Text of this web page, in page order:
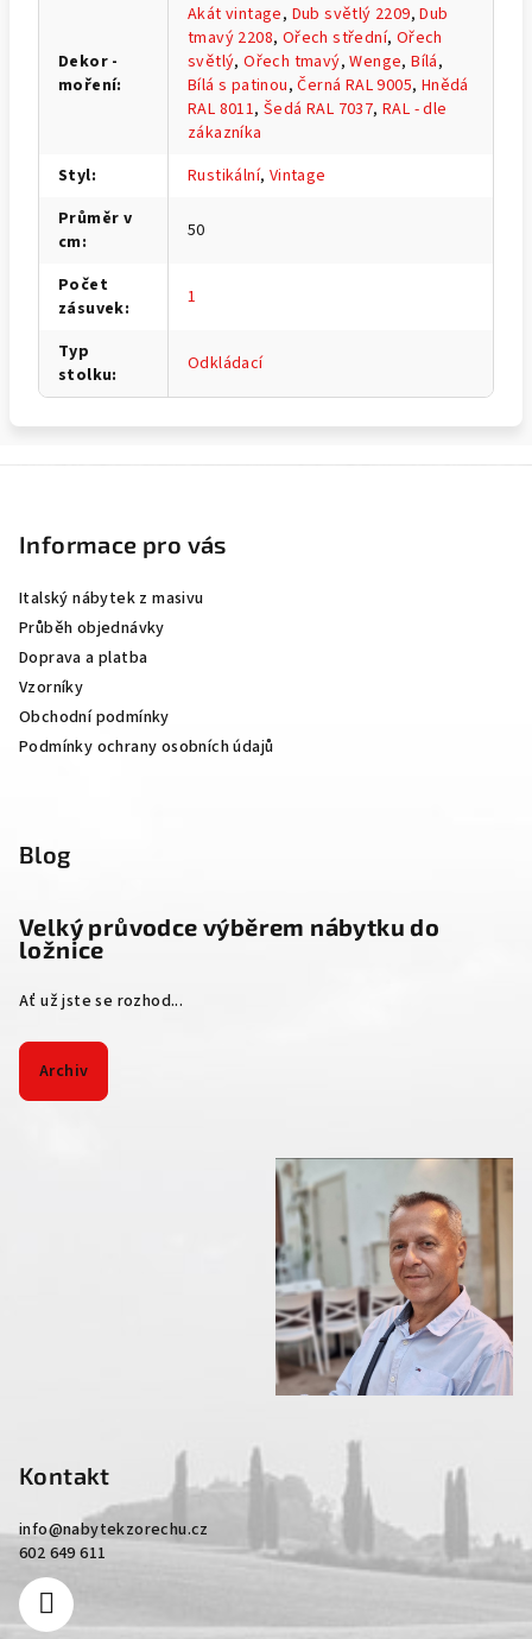
Dekor -
moření:
Akát vintage, Dub světlý 2209,Dub
tmavý 2208, Ořech střední, Ořech
světlý,Ořech tmavý,Wenge,Bílá,
Bílá s patinou,Černá RAL 9005, Hnědá
RAL 8011,Šedá RAL 7037,RAL - dle
zákazníka
Styl: Rustikální, Vintage
Průměr v
cm: 50
Počet
zásuvek: 1
Typ
stolku: Odkládací
Informace pro vás
Italský nábytek z masivu
Průběh objednávky
Doprava a platba
Vzorníky
Obchodní podmínky
Podmínky ochrany osobních údajů
Blog
Velký průvodce výběrem nábytku do
ložnice
Ať už jste se rozhod...
Archiv
Kontakt
info@nabytekzorechu.cz
602 649 611